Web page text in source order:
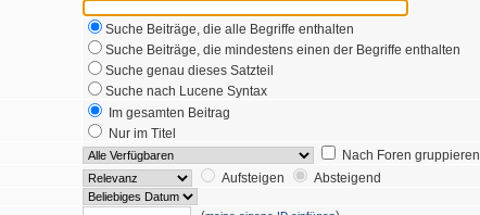
Suche Beiträge, die alle Begriffe enthalten
Suche Beiträge, die mindestens einen der Begriffe enthalten
Suche genau dieses Satzteil
Suche nach Lucene Syntax
Im gesamten Beitrag
Nur im Titel
Nach Foren gruppieren
Aufsteigen
Absteigend